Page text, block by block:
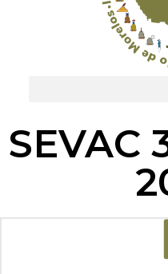
SEVAC